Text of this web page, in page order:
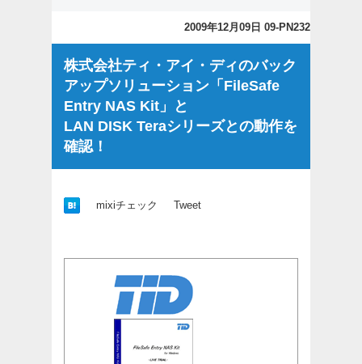
2009年12月09日 09-PN232
株式会社ティ・アイ・ディのバック
アップソリューション「FileSafe
Entry NAS Kit」と
LAN DISK Teraシリーズとの動作を
確認！
mixiチェック Tweet